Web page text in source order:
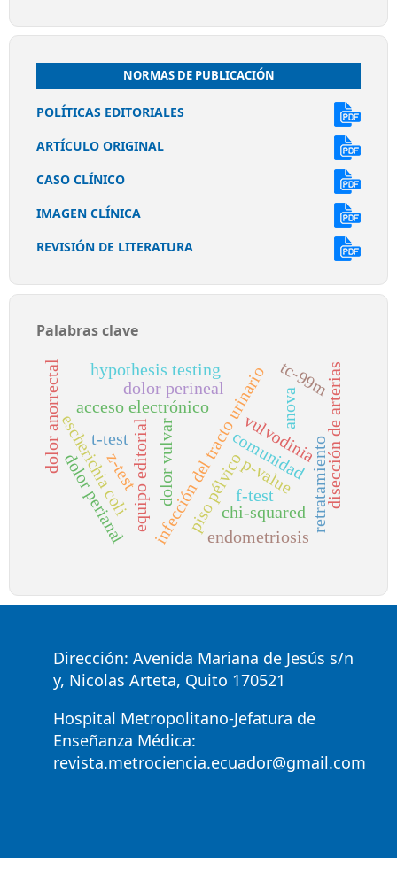
NORMAS DE PUBLICACIÓN
POLÍTICAS EDITORIALES
ARTÍCULO ORIGINAL
CASO CLÍNICO
IMAGEN CLÍNICA
REVISIÓN DE LITERATURA
Palabras clave
equipo editorial
acceso electrónicoinfección del tracto urinariocomunidad
escherichia coli
dolor perineal
vulvodinia
dolor vulvar
dolor perianal piso pélvico
dolor anorrectal
retratamiento
hypothesis testing
p-value
z-test
t-test
anova
chi-squared
f-test disección de arterias
endometriosis
tc-99m
Dirección: Avenida Mariana de Jesús s/n
y, Nicolas Arteta, Quito 170521
Hospital Metropolitano-Jefatura de
Enseñanza Médica:
revista.metrociencia.ecuador@gmail.com